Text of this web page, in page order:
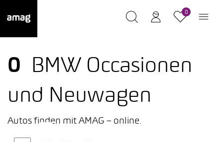
0
0
BMW Occasionen
und Neuwagen
Autos finden mit AMAG – online.